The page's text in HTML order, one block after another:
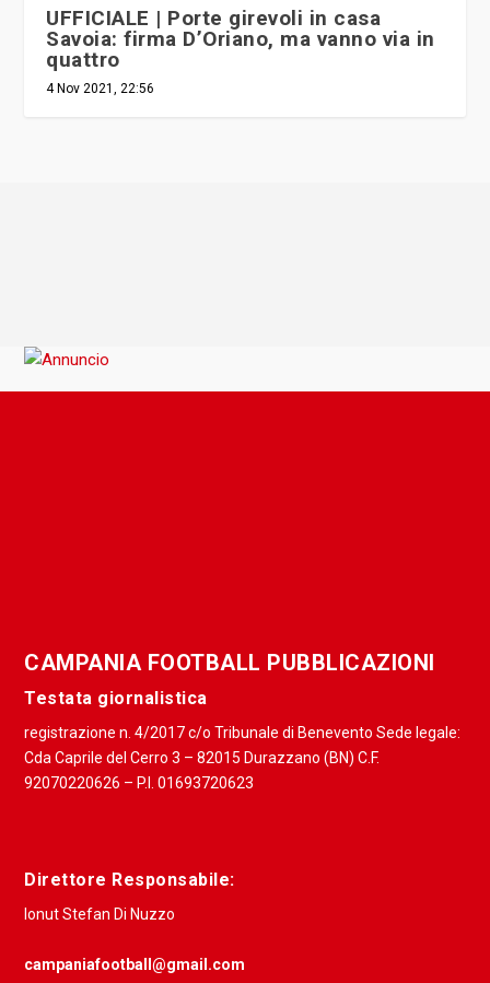
UFFICIALE | Porte girevoli in casa
Savoia: firma D’Oriano, ma vanno via in
quattro
4 Nov 2021, 22:56
CAMPANIA FOOTBALL PUBBLICAZIONI
Testata giornalistica
registrazione n. 4/2017 c/o Tribunale di Benevento Sede legale:
Cda Caprile del Cerro 3 – 82015 Durazzano (BN) C.F.
92070220626 – P.I. 01693720623
Direttore Responsabile:
Ionut Stefan Di Nuzzo
campaniafootball@gmail.com